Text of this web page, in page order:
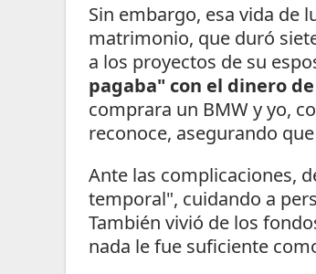
Sin embargo, esa vida de
matrimonio, que duró
a los proyectos de su
pagaba" con el dinero
comprara un BMW y yo,
reconoce, asegurando
Ante las complicaciones,
temporal", cuidando a
También vivió de los
nada le fue suficiente